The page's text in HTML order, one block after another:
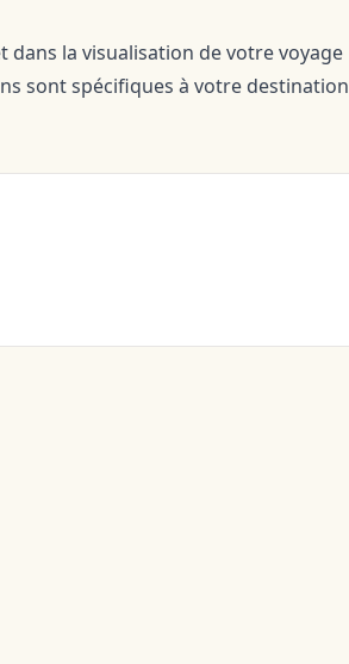
la visualisation de votre voyage
sont spécifiques à votre destination